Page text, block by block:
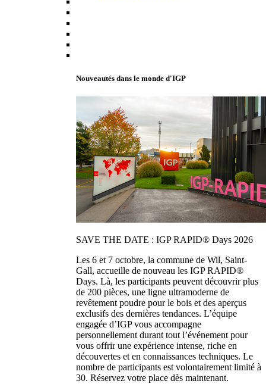
Nouveautés dans le monde d'IGP
SAVE THE DATE : IGP RAPID® Days 2026
Les 6 et 7 octobre, la commune de Wil, Saint-
Gall, accueille de nouveau les IGP RAPID®
Days. Là, les participants peuvent découvrir plus
de 200 pièces, une ligne ultramoderne de
revêtement poudre pour le bois et des aperçus
exclusifs des dernières tendances. L’équipe
engagée d’IGP vous accompagne
personnellement durant tout l’événement pour
vous offrir une expérience intense, riche en
découvertes et en connaissances techniques. Le
nombre de participants est volontairement limité à
30. Réservez votre place dès maintenant.